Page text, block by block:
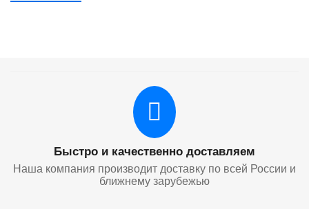
Быстро и качественно доставляем
Наша компания производит доставку по всей России и
ближнему зарубежью